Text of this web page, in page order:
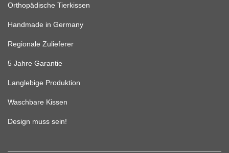
Orthopädische Tierkissen
Handmade in Germany
Regionale Zulieferer
5 Jahre Garantie
Langlebige Produktion
Waschbare Kissen
Design muss sein!